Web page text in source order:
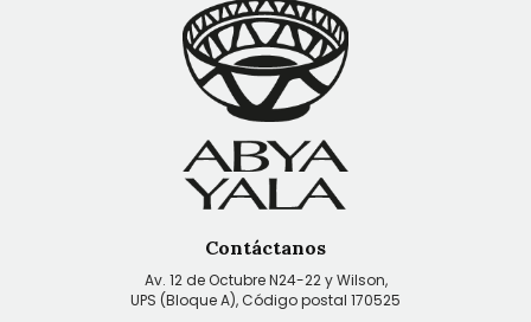
Contáctanos
Av. 12 de Octubre N24-22 y Wilson,
UPS (Bloque A), Código postal 170525